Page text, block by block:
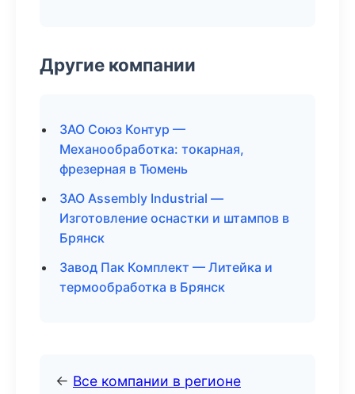
Другие компании
ЗАО Союз Контур —
Механообработка: токарная,
фрезерная в Тюмень
ЗАО Assembly Industrial —
Изготовление оснастки и штампов в
Брянск
Завод Пак Комплект — Литейка и
термообработка в Брянск
← Все компании в регионе